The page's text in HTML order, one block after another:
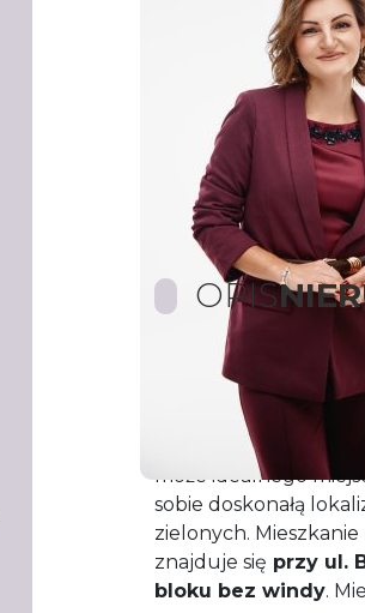
OPIS
Duże 3-pokojowe
Szkole Informatyki i
​Szukasz
może idealnego
sobie doskonałą
zielonych.
znajduje się przy ul.
bloku bez windy.